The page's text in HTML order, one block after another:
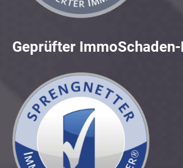
Geprüfter